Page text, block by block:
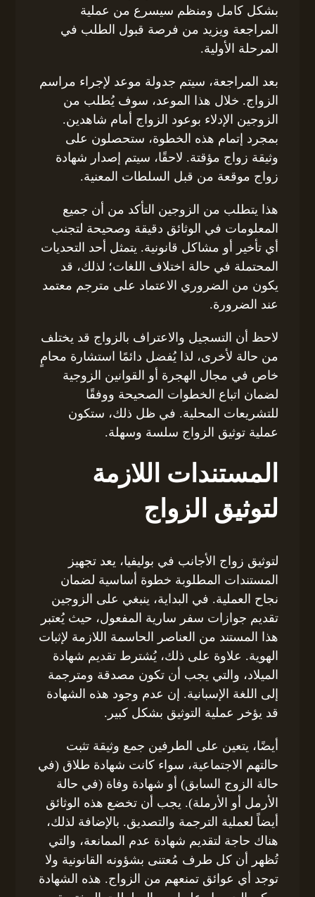
بشكل كامل ومنظم سيسرع من عملية
المراجعة ويزيد من فرصة قبول الطلب في
المرحلة الأولية.
بعد المراجعة، سيتم جدولة موعد لإجراء مراسم
الزواج. خلال هذا الموعد، سوف يُطلب من
الزوجين الإدلاء بوعود الزواج أمام شاهدين.
بمجرد إتمام هذه الخطوة، ستحصلون على
وثيقة زواج مؤقتة. لاحقًا، سيتم إصدار شهادة
زواج موقعة من قبل السلطات المعنية.
هذا يتطلب من الزوجين التأكد من أن جميع
المعلومات في الوثائق دقيقة وصحيحة لتجنب
أي تأخير أو مشاكل قانونية. يتمثل أحد التحديات
المحتملة في حالة اختلاف اللغات؛ لذلك، قد
يكون من الضروري الاعتماد على مترجم معتمد
عند الضرورة.
لاحظ أن التسجيل والاعتراف بالزواج قد يختلف
من حالة لأخرى، لذا يُفضل دائمًا استشارة محامٍ
خاص في مجال الهجرة أو القوانين الزوجية
لضمان اتباع الخطوات الصحيحة ووفقًا
للتشريعات المحلية. في ظل ذلك، ستكون
عملية توثيق الزواج سلسة وسهلة.
المستندات اللازمة
لتوثيق الزواج
لتوثيق زواج الأجانب في بوليفيا، يعد تجهيز
المستندات المطلوبة خطوة أساسية لضمان
نجاح العملية. في البداية، ينبغي على الزوجين
تقديم جوازات سفر سارية المفعول، حيث يُعتبر
هذا المستند من العناصر الحاسمة اللازمة لإثبات
الهوية. علاوة على ذلك، يُشترط تقديم شهادة
الميلاد، والتي يجب أن تكون مصدقة ومترجمة
إلى اللغة الإسبانية. إن عدم وجود هذه الشهادة
قد يؤخر عملية التوثيق بشكل كبير.
أيضًا، يتعين على الطرفين جمع وثيقة تثبت
حالتهم الاجتماعية، سواء كانت شهادة طلاق (في
حالة الزوج السابق) أو شهادة وفاة (في حالة
الأرمل أو الأرملة). يجب أن تخضع هذه الوثائق
أيضاً لعملية الترجمة والتصديق. بالإضافة لذلك،
هناك حاجة لتقديم شهادة عدم الممانعة، والتي
تُظهر أن كل طرف مُعتنى بشؤونه القانونية ولا
توجد أي عوائق تمنعهم من الزواج. هذه الشهادة